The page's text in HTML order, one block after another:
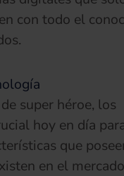
con todo el
super héroe, los
hoy en día
que
en el